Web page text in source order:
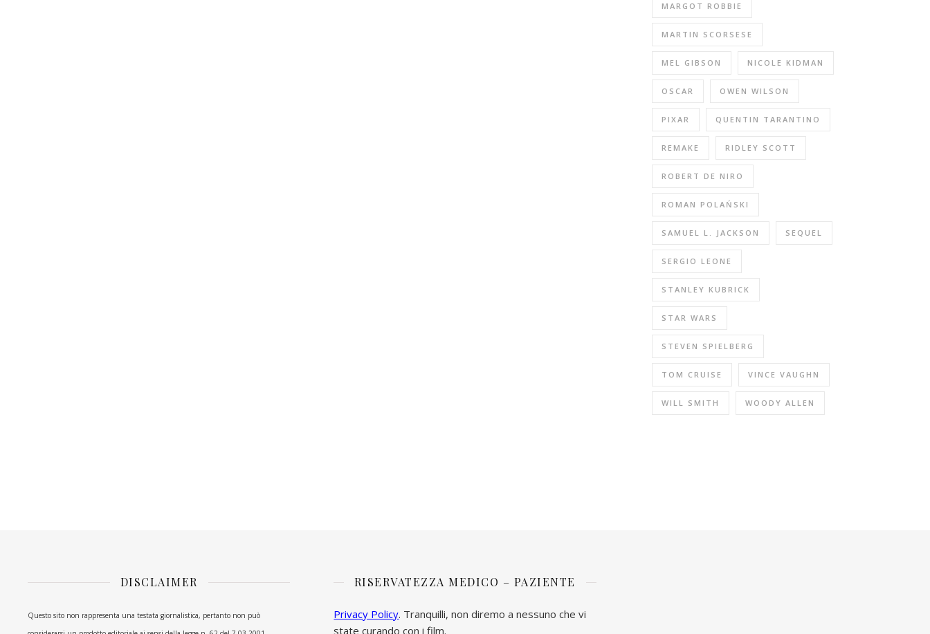
MARGOT ROBBIE
MARTIN SCORSESE
MEL GIBSON NICOLE KIDMAN
OSCAR OWEN WILSON
PIXAR QUENTIN TARANTINO
REMAKE RIDLEY SCOTT
ROBERT DE NIRO
ROMAN POLAŃSKI
SAMUEL L. JACKSON SEQUEL
SERGIO LEONE
STANLEY KUBRICK
STAR WARS
STEVEN SPIELBERG
TOM CRUISE VINCE VAUGHN
WILL SMITH WOODY ALLEN
DISCLAIMER
Questo sito non rappresenta una testata giornalistica, pertanto non può
RISERVATEZZA MEDICO – PAZIENTE
Privacy Policy. Tranquilli, non diremo a nessuno che vi
state curando con i film.